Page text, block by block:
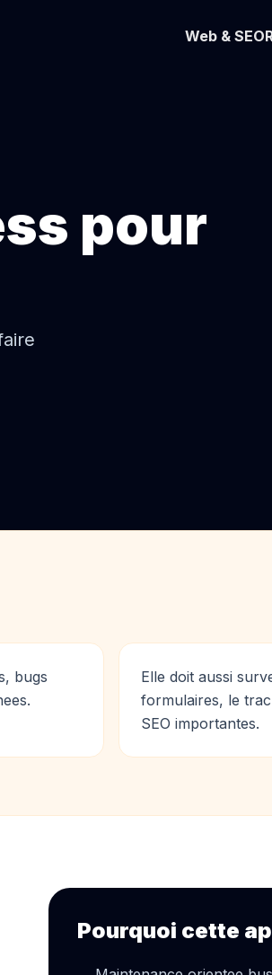
Web & SEO
pour
bugs
Elle doit aussi
formulaires, le
SEO importantes.
Pourquoi cette